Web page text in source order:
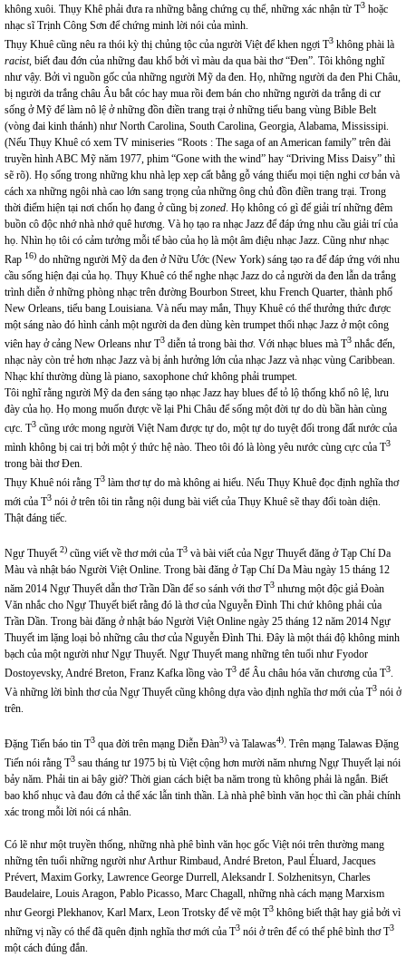
không xuôi. Thụy Khê phải đưa ra những bằng chứng cụ thể, những xác nhận từ T3 hoặc
nhạc sĩ Trịnh Công Sơn để chứng minh lời nói của mình.
Thụy Khuê cũng nêu ra thói kỳ thị chủng tộc của người Việt để khen ngợi T3 không phài là
racist, biết đau đớn của những đau khổ bởi vì màu da qua bài thơ “Đen”. Tôi không nghĩ
như vậy. Bởi vì nguồn gốc của những người Mỹ da đen. Họ, những người da đen Phi Châu,
bị người da trắng châu Âu bắt cóc hay mua rồi đem bán cho những người da trắng di cư
sống ở Mỹ để làm nô lệ ở những đồn điền trang trại ở những tiểu bang vùng Bible Belt
(vòng đai kinh thánh) như North Carolina, South Carolina, Georgia, Alabama, Mississipi.
(Nếu Thụy Khuê có xem TV miniseries “Roots : The saga of an American family” trên đài
truyền hình ABC Mỹ năm 1977, phim “Gone with the wind” hay “Driving Miss Daisy” thì
sẽ rõ). Họ sống trong những khu nhà lẹp xẹp cất bằng gỗ váng thiếu mọi tiện nghi cơ bản và
cách xa những ngôi nhà cao lớn sang trọng của những ông chủ đồn điền trang trại. Trong
thời điểm hiện tại nơi chốn họ đang ở cũng bị zoned. Họ không có gì để giải trí những đêm
buồn cô độc nhớ nhà nhớ quê hương. Và họ tạo ra nhạc Jazz để đáp ứng nhu cầu giải trí của
họ. Nhìn họ tôi có cảm tưởng mỗi tế bào của họ là một âm điệu nhạc Jazz. Cũng như nhạc
Rap 16) do những người Mỹ da đen ở Nữu Ước (New York) sáng tạo ra để đáp ứng với nhu
cầu sống hiện đại của họ. Thụy Khuê có thể nghe nhạc Jazz do cả người da đen lẫn da trắng
trình diễn ở những phòng nhạc trên đường Bourbon Street, khu French Quarter, thành phố
New Orleans, tiểu bang Louisiana. Và nếu may mắn, Thụy Khuê có thể thưởng thức được
một sáng nào đó hình cảnh một người da đen dùng kèn trumpet thổi nhạc Jazz ở một công
viên hay ở cảng New Orleans như T3 diễn tả trong bài thơ. Với nhạc blues mà T3 nhắc đến,
nhạc này còn trẻ hơn nhạc Jazz và bị ảnh hưởng lớn của nhạc Jazz và nhạc vùng Caribbean.
Nhạc khí thường dùng là piano, saxophone chứ không phải trumpet.
Tôi nghĩ rằng người Mỹ da đen sáng tạo nhạc Jazz hay blues để tỏ lộ thống khổ nô lệ, lưu
đày của họ. Họ mong muốn được về lại Phi Châu để sống một đời tự do dù bần hàn cùng
cực. T3 cũng ước mong người Việt Nam được tự do, một tự do tuyệt đối trong đất nước của
mình không bị cai trị bởi một ý thức hệ nào. Theo tôi đó là lòng yêu nước cùng cực của T3
trong bài thơ Đen.
Thụy Khuê nói rằng T3 làm thơ tự do mà không ai hiểu. Nếu Thụy Khuê đọc định nghĩa thơ
mới của T3 nói ở trên tôi tin rằng nội dung bài viết của Thụy Khuê sẽ thay đổi toàn diện.
Thật đáng tiếc.
Ngự Thuyết2) cũng viết về thơ mới của T3 và bài viết của Ngự Thuyết đăng ở Tạp Chí Da
Màu và nhật báo Người Việt Online. Trong bài đăng ở Tạp Chí Da Màu ngày 15 tháng 12
năm 2014 Ngự Thuyết dẫn thơ Trần Dần để so sánh với thơ T3 nhưng một độc giả Đoàn
Văn nhắc cho Ngự Thuyết biết rằng đó là thơ của Nguyễn Đình Thi chứ không phải của
Trần Dần. Trong bài đăng ở nhật báo Người Việt Online ngày 25 tháng 12 năm 2014 Ngự
Thuyết im lặng loại bỏ những câu thơ của Nguyễn Đình Thi. Đây là một thái độ không minh
bạch của một người như Ngự Thuyết. Ngự Thuyết mang những tên tuổi như Fyodor
Dostoyevsky, André Breton, Franz Kafka lồng vào T3 để Âu châu hóa văn chương của T3.
Và những lời bình thơ của Ngự Thuyết cũng không dựa vào định nghĩa thơ mới của T3 nói ở
trên.
Đặng Tiến báo tin T3 qua đời trên mạng Diễn Đàn3) và Talawas4). Trên mạng Talawas Đặng
Tiến nói rằng T3 sau tháng tư 1975 bị tù Việt cộng hơn mười năm nhưng Ngự Thuyết lại nói
bảy năm. Phải tin ai bây giờ? Thời gian cách biệt ba năm trong tù không phải là ngắn. Biết
bao khổ nhục và đau đớn cả thể xác lẫn tinh thần. Là nhà phê bình văn học thì cần phải chính
xác trong mỗi lời nói cá nhân.
Có lẽ như một truyền thống, những nhà phê bình văn học gốc Việt nói trên thường mang
những tên tuổi những người như Arthur Rimbaud, André Breton, Paul Éluard, Jacques
Prévert, Maxim Gorky, Lawrence George Durrell, Aleksandr I. Solzhenitsyn, Charles
Baudelaire, Louis Aragon, Pablo Picasso, Marc Chagall, những nhà cách mạng Marxism
như Georgi Plekhanov, Karl Marx, Leon Trotsky để vẽ một T3 không biết thật hay giả bởi vì
những vị nầy có thể đã quên định nghĩa thơ mới của T3 nói ở trên để có thể phê bình thơ T3
một cách đúng đắn.